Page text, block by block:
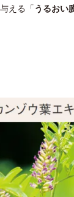
える「うるおい